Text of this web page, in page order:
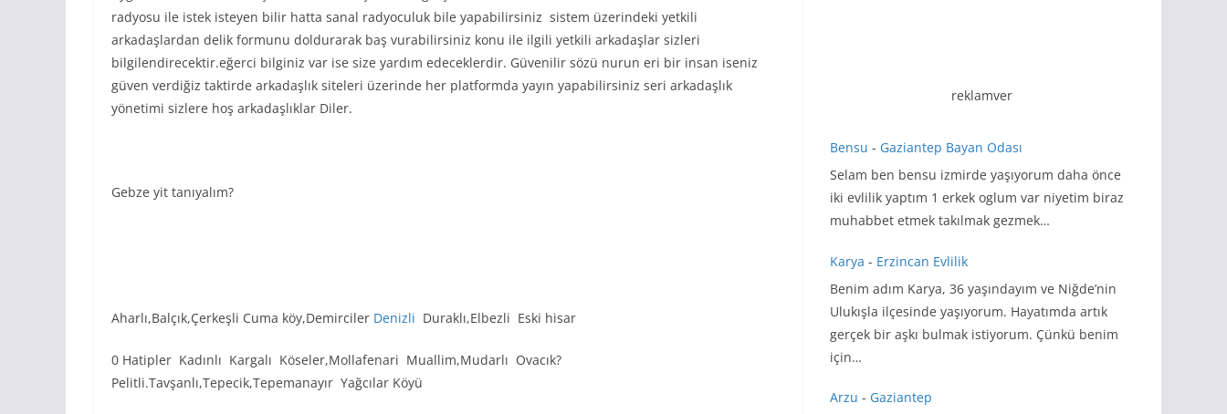
radyosu ile istek isteyen bilir hatta sanal radyoculuk bile yapabilirsiniz sistem üzerindeki yetkili
arkadaşlardan delik formunu doldurarak baş vurabilirsiniz konu ile ilgili yetkili arkadaşlar sizleri
bilgilendirecektir.eğerci bilginiz var ise size yardım edeceklerdir. Güvenilir sözü nurun eri bir insan iseniz
güven verdiğiz taktirde arkadaşlık siteleri üzerinde her platformda yayın yapabilirsiniz seri arkadaşlık
yönetimi sizlere hoş arkadaşlıklar Diler.
Gebze yit tanıyalım?
Aharlı,Balçık,Çerkeşli Cuma köy,Demirciler Denizli Duraklı,Elbezli Eski hisar
0 Hatipler Kadınlı Kargalı Köseler,Mollafenari Muallim,Mudarlı Ovacık?
Pelitli.Tavşanlı,Tepecik,Tepemanayır Yağcılar Köyü
reklamver
Bensu - Gaziantep Bayan Odası
Selam ben bensu izmirde yaşıyorum daha önce
iki evlilik yaptım 1 erkek oglum var niyetim biraz
muhabbet etmek takılmak gezmek…
Karya - Erzincan Evlilik
Benim adım Karya, 36 yaşındayım ve Niğde’nin
Ulukışla ilçesinde yaşıyorum. Hayatımda artık
gerçek bir aşkı bulmak istiyorum. Çünkü benim
için…
Arzu - Gaziantep